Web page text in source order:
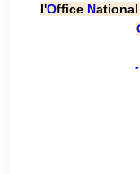
l'Office N
-